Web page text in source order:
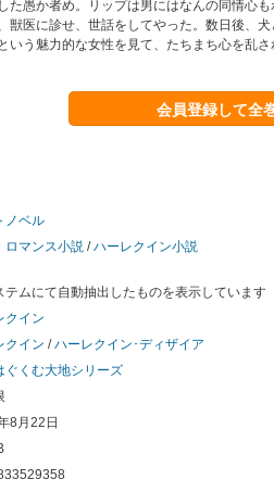
た愚か者め。リップは男にはなんの同情心
獣医に診せ、世話をしてやった。数日後、
いう魅力的な女性を見て、たちまち心を乱さ
会員登録して全
ノベル
ロマンス小説 /ハーレクイン小説
ムにて自動抽出したものを表示しています
クイン
クイン /ハーレクイン･ディザイア
ぐくむ大地シリーズ
8月22日